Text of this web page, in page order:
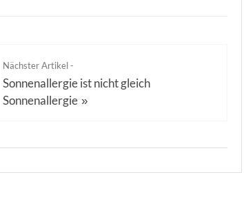
Nächster Artikel -
Sonnenallergie ist nicht gleich
Sonnenallergie »